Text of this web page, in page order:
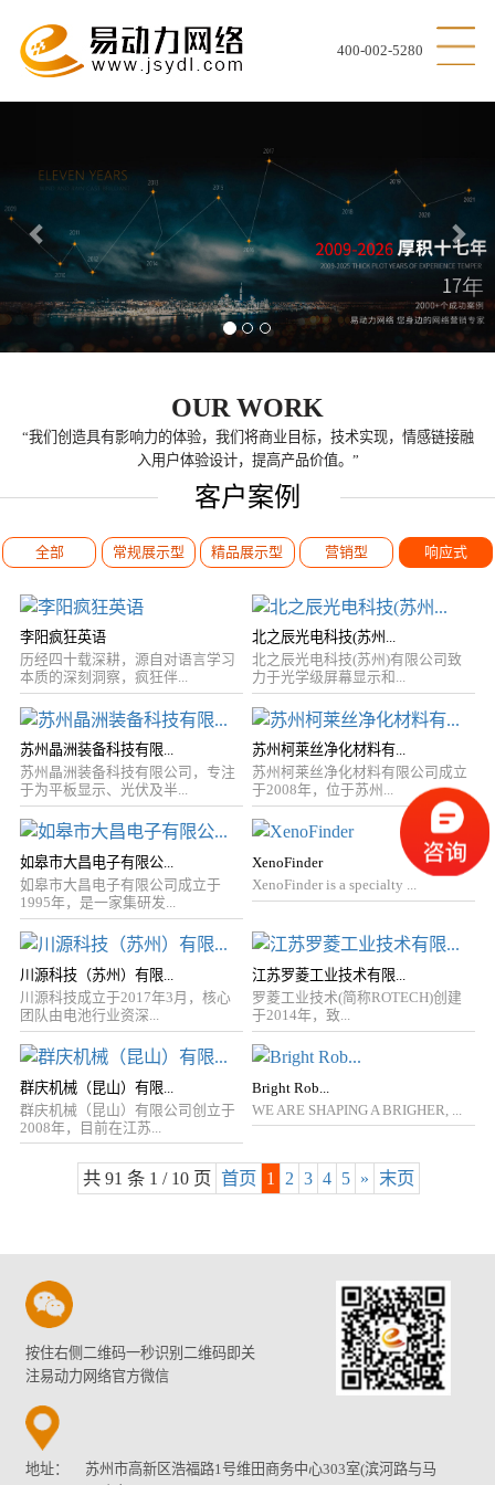
400-002-5280
Previous
OUR WORK
“我们创造具有影响力的体验，我们将商业目标，技术实现，情感链接融
入用户体验设计，提高产品价值。”
客户案例
全部 常规展示型 精品展示型 营销型 响应式
李阳疯狂英语
历经四十载深耕，源自对语言学习
本质的深刻洞察，疯狂伴...
北之辰光电科技(苏州...
北之辰光电科技(苏州)有限公司致
力于光学级屏幕显示和...
苏州晶洲装备科技有限...
苏州晶洲装备科技有限公司，专注
于为平板显示、光伏及半...
苏州柯莱丝净化材料有...
苏州柯莱丝净化材料有限公司成立
于2008年，位于苏州...
如皋市大昌电子有限公...
如皋市大昌电子有限公司成立于
1995年，是一家集研发...
XenoFinder
XenoFinder is a specialty ...
川源科技（苏州）有限...
川源科技成立于2017年3月，核心
团队由电池行业资深...
江苏罗菱工业技术有限...
罗菱工业技术(简称ROTECH)创建
于2014年，致...
群庆机械（昆山）有限...
群庆机械（昆山）有限公司创立于
2008年，目前在江苏...
Bright Rob...
WE ARE SHAPING A BRIGHER, ...
共 91 条 1 / 10 页 首页 1 2 3 4 5 » 末页
按住右侧二维码一秒识别二维码即关
注易动力网络官方微信
地址：
苏州市高新区浩福路1号维田商务中心303室(滨河路与马